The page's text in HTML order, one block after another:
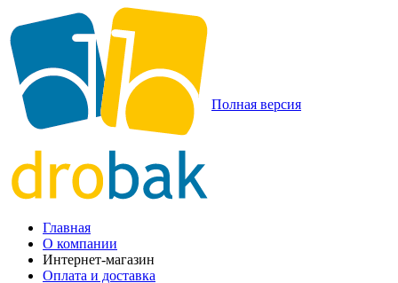
Полная версия
Главная
О компании
Интернет-магазин
Оплата и доставка